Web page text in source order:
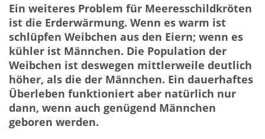
Ein weiteres Problem für Meeresschildkröten
ist die Erderwärmung. Wenn es warm ist
schlüpfen Weibchen aus den Eiern; wenn es
kühler ist Männchen. Die Population der
Weibchen ist deswegen mittlerweile deutlich
höher, als die der Männchen. Ein dauerhaftes
Überleben funktioniert aber natürlich nur
dann, wenn auch genügend Männchen
geboren werden.